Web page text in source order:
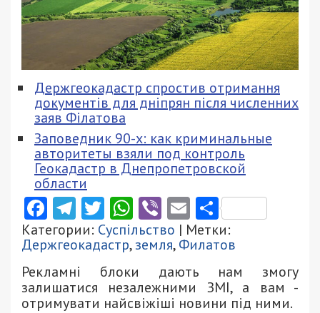
Держгеокадастр спростив отримання
документів для дніпрян після численних
заяв Філатова
Заповедник 90-х: как криминальные
авторитеты взяли под контроль
Геокадастр в Днепропетровской
области
Facebook
Telegram
Twitter
WhatsApp
ViberEmail
Категории: Суспільство | Метки:
Держгеокадастр,земля,Филатов
Рекламні блоки дають нам змогу
залишатися незалежними ЗМІ, а вам -
отримувати найсвіжіші новини під ними.